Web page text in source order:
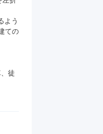
よう
ての
徒